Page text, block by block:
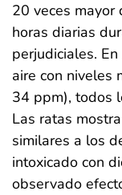
20 veces
horas diarias
perjudiciales.
aire con niveles
34 ppm), todos
Las ratas
similares a los
intoxicado con
observado